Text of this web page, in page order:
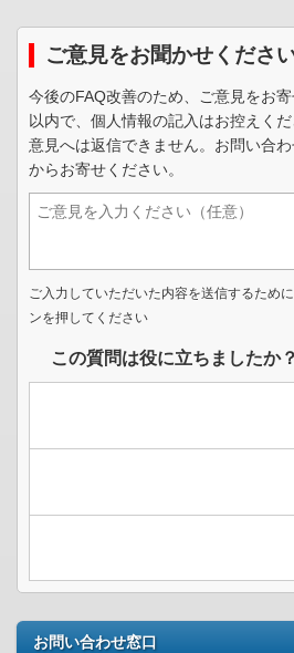
ご意見をお聞かせくださ
今後のFAQ改善のため、ご意見をお
以内で、個人情報の記入はお控えく
意見へは返信できません。お問い合
からお寄せください。
ご入力していただいた内容を送信するため
ンを押してください
この質問は役に立ちましたか？
お問い合わせ窓口